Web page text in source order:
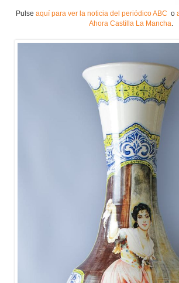
Pulse aquí para ver la noticia del periódico ABC o
Ahora Castilla La Mancha.